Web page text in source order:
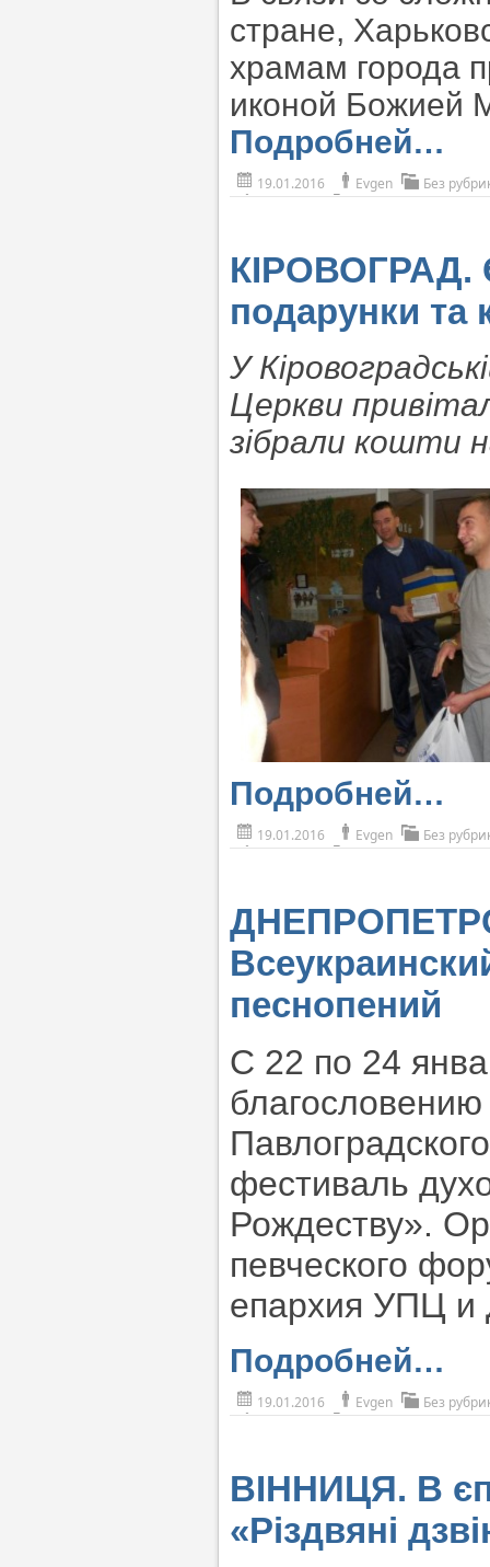
стране,
храмам города
иконой Божией
Подробней…
19.01.2016 Evgen Без
КІРОВОГРАД.
подарунки та
У
Церкви
зібрали кошти
Подробней…
19.01.2016 Evgen Без
песнопений
С 22 по 24
фестиваль
Рождеству».
певческого
епархия УПЦ и
Подробней…
19.01.2016 Evgen Без
ВІННИЦЯ. В
«Різдвяні